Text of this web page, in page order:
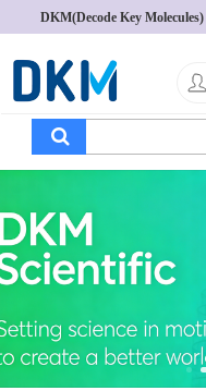
DKM(Decode Key Molecules)